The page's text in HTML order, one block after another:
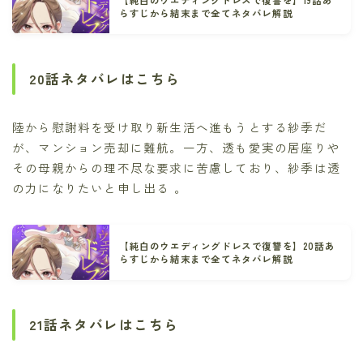
らすじから結末まで全てネタバレ解説
20話ネタバレはこちら
陸から慰謝料を受け取り新生活へ進もうとする紗季だ
が、マンション売却に難航。一方、透も愛実の居座りや
その母親からの理不尽な要求に苦慮しており、紗季は透
の力になりたいと申し出る 。
【純白のウエディングドレスで復讐を】20話あ
らすじから結末まで全てネタバレ解説
21話ネタバレはこちら